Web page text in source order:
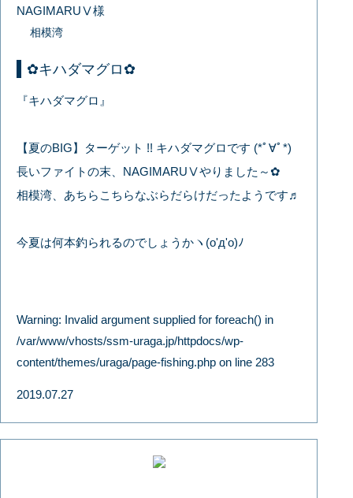
NAGIMARUⅤ様
相模湾
✿キハダマグロ✿
『キハダマグロ』
【夏のBIG】ターゲット !! キハダマグロです (*ﾟ∀ﾟ*)
長いファイトの末、NAGIMARUⅤやりました～✿
相模湾、あちらこちらなぶらだらけだったようです♬
今夏は何本釣られるのでしょうかヽ(o'д'o)ﾉ
Warning: Invalid argument supplied for foreach() in
/var/www/vhosts/ssm-uraga.jp/httpdocs/wp-
content/themes/uraga/page-fishing.php on line 283
2019.07.27